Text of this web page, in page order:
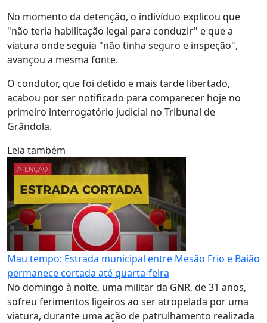
No momento da detenção, o indivíduo explicou que
"não teria habilitação legal para conduzir" e que a
viatura onde seguia "não tinha seguro e inspeção",
avançou a mesma fonte.
O condutor, que foi detido e mais tarde libertado,
acabou por ser notificado para comparecer hoje no
primeiro interrogatório judicial no Tribunal de
Grândola.
Leia também
Mau tempo: Estrada municipal entre Mesão Frio e Baião
permanece cortada até quarta-feira
No domingo à noite, uma militar da GNR, de 31 anos,
sofreu ferimentos ligeiros ao ser atropelada por uma
viatura, durante uma ação de patrulhamento realizada